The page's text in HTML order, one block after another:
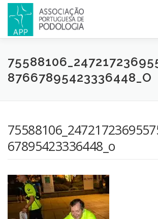
APP PODOLOGIA LICENCIATURA
CONGRESSOS REVISTA
87667895423336448_O
67895423336448_o